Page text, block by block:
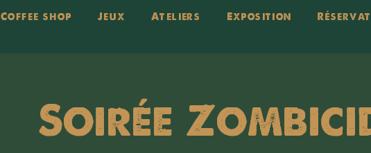
Coffee shop Jeux Ateliers Exposition
Soirée